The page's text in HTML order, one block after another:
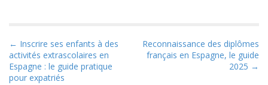
P
o
s
← Inscrire ses enfants à des
activités extrascolaires en
Espagne : le guide pratique
pour expatriés
Reconnaissance des diplômes
français en Espagne, le guide
2025 →